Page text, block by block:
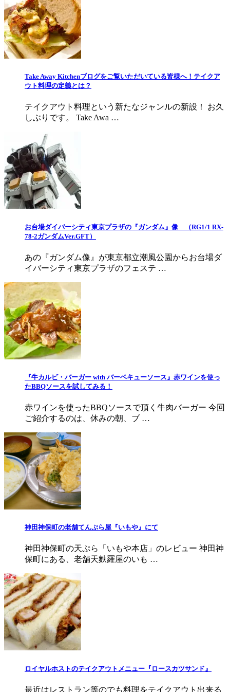
Take Away Kitchenブログをご覧いただいている皆様へ！テイクア
ウト料理の定義とは？
テイクアウト料理という新たなジャンルの新設！ お久
しぶりです。 Take Awa …
お台場ダイバーシティ東京プラザの『ガンダム』像 （RG1/1 RX-
78-2ガンダムVer.GFT）
あの『ガンダム像』が東京都立潮風公園からお台場ダ
イバーシティ東京プラザのフェステ …
『牛カルビ・バーガー with バーベキューソース』赤ワインを使っ
たBBQソースを試してみる！
赤ワインを使ったBBQソースで頂く牛肉バーガー 今回
ご紹介するのは、休みの朝、ブ …
神田神保町の老舗てんぷら屋『いもや』にて
神田神保町の天ぷら「いもや本店」のレビュー 神田神
保町にある、老舗天麩羅屋のいも …
ロイヤルホストのテイクアウトメニュー『ロースカツサンド』
最近はレストラン等のでも料理をテイクアウト出来る